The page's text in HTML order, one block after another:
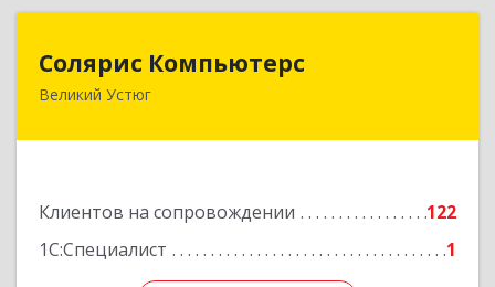
Солярис Компьютерс
Великий Устюг
Клиентов на сопровождении
122
1С:Специалист
1
162390, Вологодская обл, Великий Устюг г,